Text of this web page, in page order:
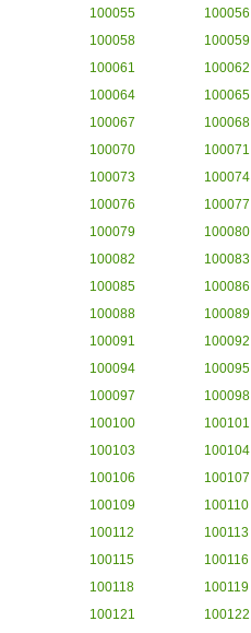
100055
100056
100058
100059
100061
100062
100064
100065
100067
100068
100070
100071
100073
100074
100076
100077
100079
100080
100082
100083
100085
100086
100088
100089
100091
100092
100094
100095
100097
100098
100100
100101
100103
100104
100106
100107
100109
100110
100112
100113
100115
100116
100118
100119
100121
100122